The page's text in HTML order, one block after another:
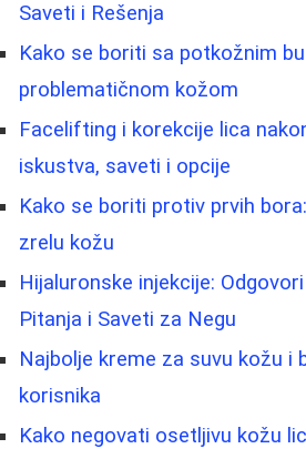
Saveti i Rešenja
Kako se boriti sa potkožnim
problematičnom kožom
Facelifting i korekcije lica
iskustva, saveti i opcije
Kako se boriti protiv prvih
zrelu kožu
Hijaluronske injekcije:
Pitanja i Saveti za Negu
Najbolje kreme za suvu kožu i
korisnika
Kako negovati osetljivu kožu